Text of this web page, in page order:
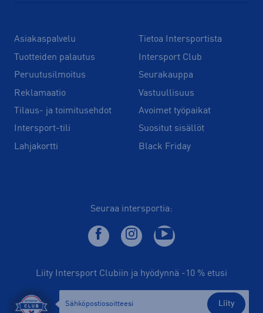
Asiakaspalvelu
Tuotteiden palautus
Peruutusilmoitus
Reklamaatio
Tilaus- ja toimitusehdot
Intersport-tili
Lahjakortti
Tietoa Intersportista
Intersport Club
Seurakauppa
Vastuullisuus
Avoimet työpaikat
Suositut sisällöt
Black Friday
Seuraa intersportia:
Liity Intersport Clubiin ja hyödynnä -10 % etusi
Liity